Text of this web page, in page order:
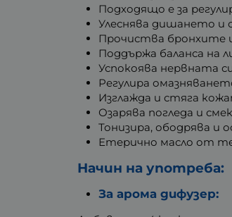
Подходящо е за
Улеснява дишането и
Прочиства
Поддържа баланса на
Успокоява нервната
Регулира
Изглажда и стяга
Озарява погледа и
Тонизира, ободрява и
Етерично масло от
Начин на употреба:
За арома дифузер: